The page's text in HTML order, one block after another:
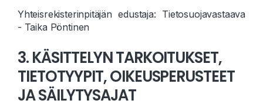
Yhteisrekisterinpitäjän edustaja: Tietosuojavastaava
- Taika Pöntinen
3. KÄSITTELYN TARKOITUKSET,
TIETOTYYPIT, OIKEUSPERUSTEET
JA SÄILYTYSAJAT